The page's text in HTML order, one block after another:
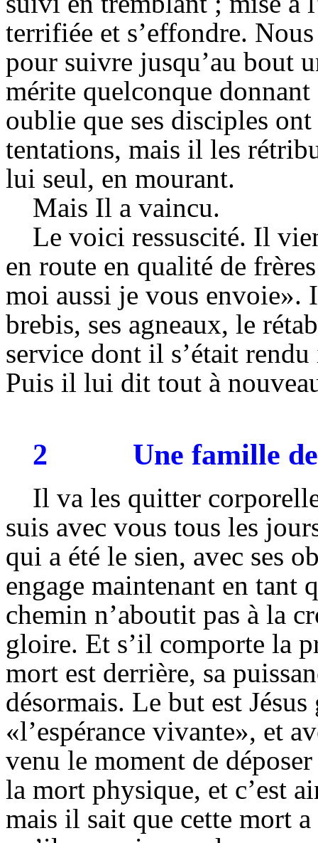
terrifiée et s’effondre.
pour suivre jusqu’au bout
mérite quelconque
oublie que ses disciples
tentations, mais il les
lui seul, en mourant.
Mais Il a vaincu.
Le voici ressuscité. Il
en route en qualité de
moi aussi je vous envoie».
brebis, ses agneaux, le
service dont il s’était
Puis il lui dit tout à
2 Une famille
Il va les quitter
suis avec vous tous les
qui a été le sien, avec ses
engage maintenant en tant
chemin n’aboutit pas à la
gloire. Et s’il comporte la
mort est derrière, sa
désormais. Le but est
«l’espérance vivante», et
venu le moment de
la mort physique, et c’est
mais il sait que cette mort